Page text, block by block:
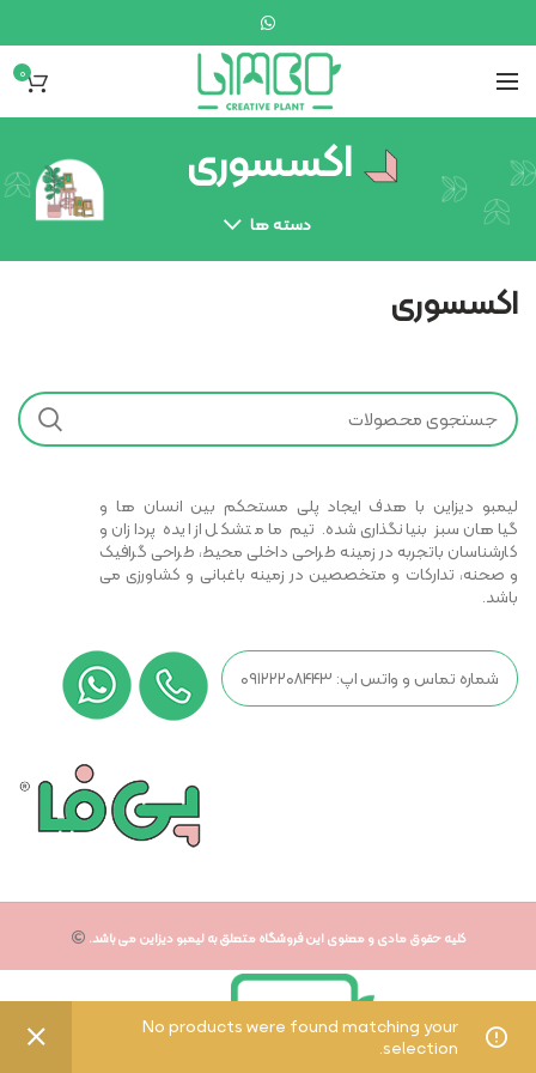
0
اکسسوری
دسته ها
اکسسوری
No products were found matching your
selection.
لیمبو دیزاین با هدف ایجاد پلی مستحکم بین انسان ها و
گیاهان سبز بنیانگذاری شده. تیم ما متشکل از ایده پردازان و
کارشناسان باتجربه در زمینه طراحی داخلی محیط، طراحی گرافیک
و صحنه، تدارکات و متخصصین در زمینه باغبانی و کشاورزی می
باشد.
شماره تماس و واتس اپ: ۰۹۱۲۲۲۰۸۴۴۳
کلیه حقوق مادی و معنوی این فروشگاه متعلق به لیمبو دیزاین می باشد.